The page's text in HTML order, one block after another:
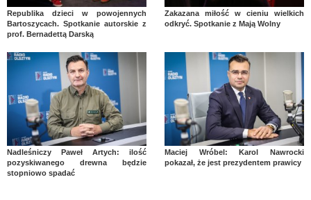
Republika dzieci w powojennych
Bartoszycach. Spotkanie autorskie z
prof. Bernadettą Darską
Zakazana miłość w cieniu wielkich
odkryć. Spotkanie z Mają Wolny
Nadleśniczy Paweł Artych: ilość
pozyskiwanego drewna będzie
stopniowo spadać
Maciej Wróbel: Karol Nawrocki
pokazał, że jest prezydentem prawicy